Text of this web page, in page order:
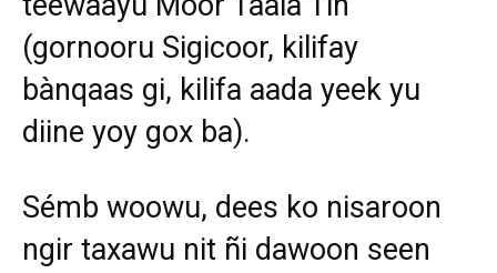
(gornooru Sigicoor, kilifay
bànqaas gi, kilifa aada yeek yu
diine yoy gox ba).
Sémb woowu, dees ko nisaroon
ngir taxawu nit ñi dawoon seen